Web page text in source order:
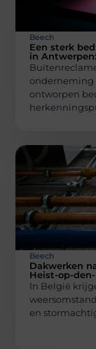
Beech
Een sterk
in
onderneming
ontworpen
Beech
Dakwerken
Heist-op-
In België
en